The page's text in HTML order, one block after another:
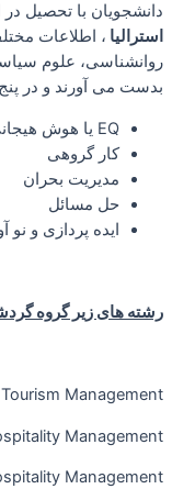
دانشجویان با تحصیل در
استرالیا ، اطلاعات
روانشناسی، علوم
بدست می آورند و در
EQ یا هوش هیجانی
کار گروهی
مدیریت بحران
حل مسائل
ایده پردازی و نو
رشته های زیر گروه
Tourism Management
Management
Management